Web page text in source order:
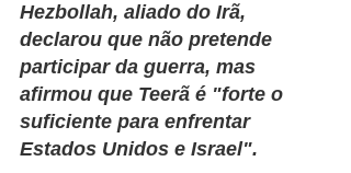
Hezbollah, aliado do Irã,
declarou que não pretende
participar da guerra, mas
afirmou que Teerã é "forte o
suficiente para enfrentar
Estados Unidos e Israel".